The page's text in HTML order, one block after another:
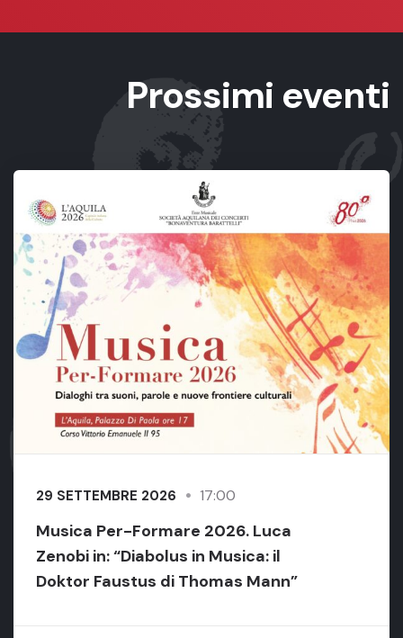
Prossimi eventi
29 SETTEMBRE 2026 17:00
Musica Per-Formare 2026. Luca
Zenobi in: “Diabolus in Musica: il
Doktor Faustus di Thomas Mann”